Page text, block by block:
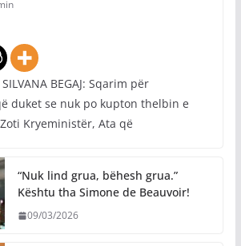
BEGAJ: Sqarim për
duket se nuk po kupton thelbin e
Kryeministër, Ata që
“Nuk lind grua, bëhesh grua.”
Kështu tha Simone de Beauvoir!
09/03/2026